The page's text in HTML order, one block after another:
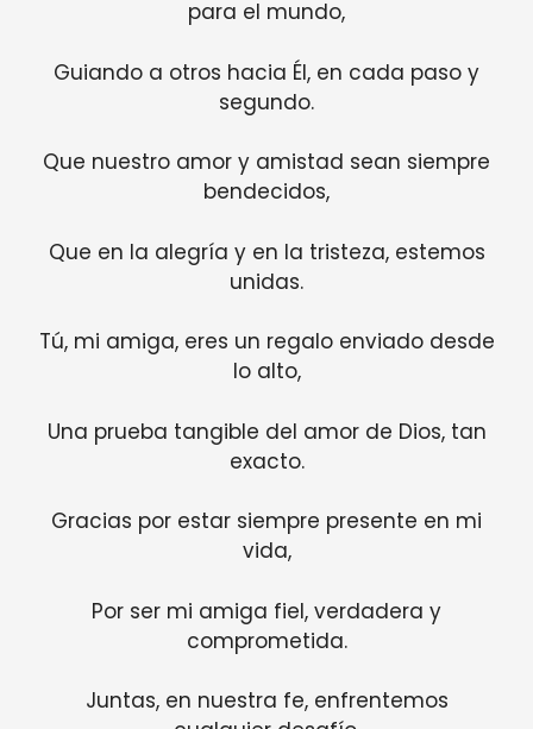
para el mundo,
Guiando a otros hacia Él, en cada paso y
segundo.
Que nuestro amor y amistad sean siempre
bendecidos,
Que en la alegría y en la tristeza, estemos
unidas.
Tú, mi amiga, eres un regalo enviado desde
lo alto,
Una prueba tangible del amor de Dios, tan
exacto.
Gracias por estar siempre presente en mi
vida,
Por ser mi amiga fiel, verdadera y
comprometida.
Juntas, en nuestra fe, enfrentemos